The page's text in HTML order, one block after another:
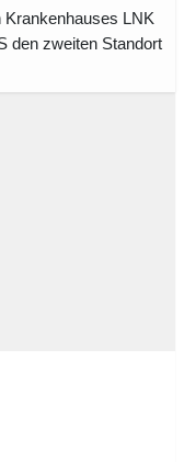
LNK
den zweiten Standort